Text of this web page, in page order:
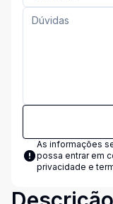
As informações
possa entrar em
privacidade e